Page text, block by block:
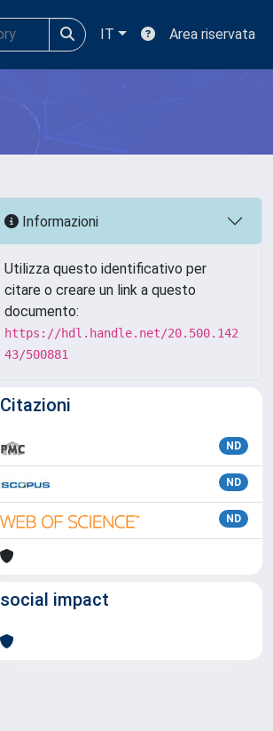
IT Area riservata
Informazioni
Utilizza questo identificativo per
citare o creare un link a questo
documento:
https://hdl.handle.net/20.500.142
43/500881
Citazioni
ND
ND
ND
social impact